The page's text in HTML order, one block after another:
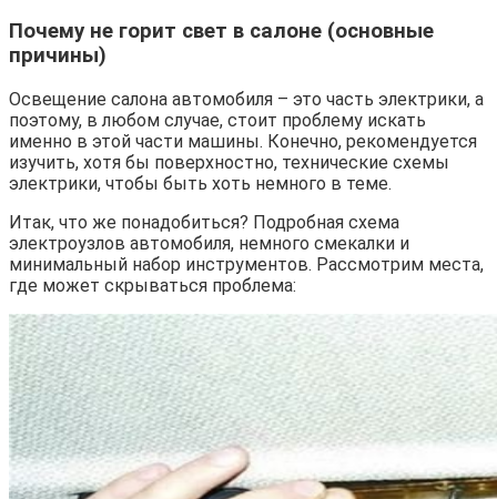
Почему не горит свет в салоне (основные
причины)
Освещение салона автомобиля – это часть электрики, а
поэтому, в любом случае, стоит проблему искать
именно в этой части машины. Конечно, рекомендуется
изучить, хотя бы поверхностно, технические схемы
электрики, чтобы быть хоть немного в теме.
Итак, что же понадобиться? Подробная схема
электроузлов автомобиля, немного смекалки и
минимальный набор инструментов. Рассмотрим места,
где может скрываться проблема: